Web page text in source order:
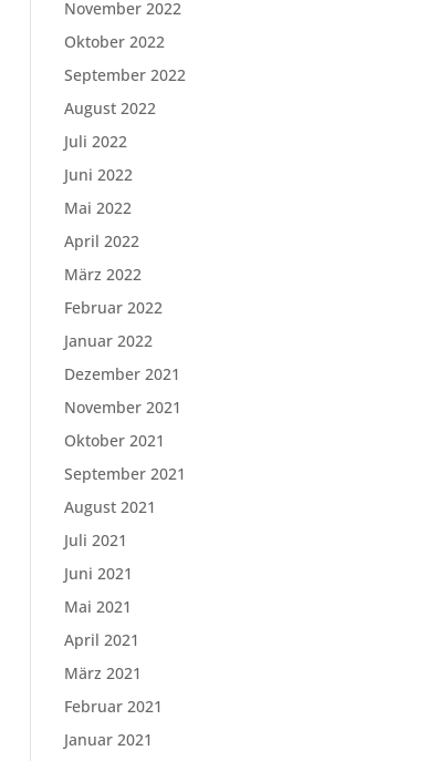
November 2022
Oktober 2022
September 2022
August 2022
Juli 2022
Juni 2022
Mai 2022
April 2022
März 2022
Februar 2022
Januar 2022
Dezember 2021
November 2021
Oktober 2021
September 2021
August 2021
Juli 2021
Juni 2021
Mai 2021
April 2021
März 2021
Februar 2021
Januar 2021